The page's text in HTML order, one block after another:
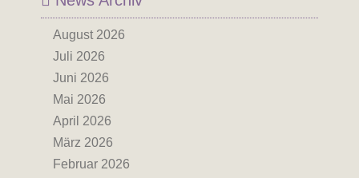
August 2026
Juli 2026
Juni 2026
Mai 2026
April 2026
März 2026
Februar 2026